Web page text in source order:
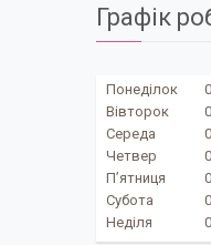
Графік
Понеділок
Вівторок
Середа
Четвер
Пʼятниця
Субота
Неділя